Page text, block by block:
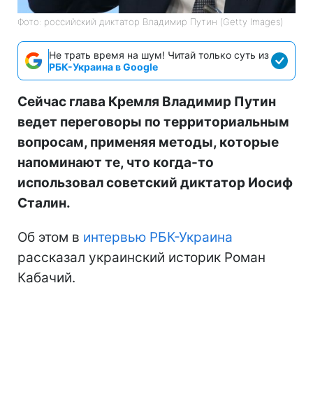
Фото: российский диктатор Владимир Путин (Getty Images)
Не трать время на шум! Читай только суть из
РБК-Украина в Google
Сейчас глава Кремля Владимир Путин
ведет переговоры по территориальным
вопросам, применяя методы, которые
напоминают те, что когда-то
использовал советский диктатор Иосиф
Сталин.
Об этом в интервью РБК-Украина
рассказал украинский историк Роман
Кабачий.